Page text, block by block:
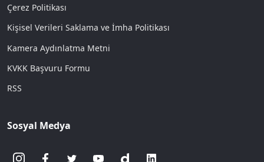
Çerez Politikası
Kişisel Verileri Saklama ve İmha Politikası
Kamera Aydınlatma Metni
KVKK Başvuru Formu
RSS
Sosyal Medya